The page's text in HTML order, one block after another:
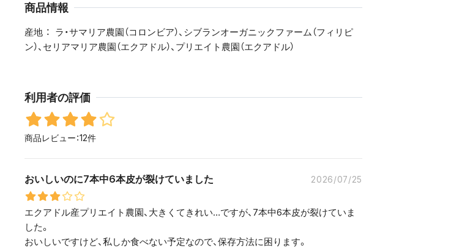
商品情報
産地
ラ・サマリア農園（コロンビア）、シブランオーガニックファーム（フィリピ
ン）、セリアマリア農園（エクアドル）、プリエイト農園（エクアドル）
利用者の評価
商品レビュー：12件
おいしいのに7本中6本皮が裂けていました 2026/07/25
エクアドル産プリエイト農園、大きくてきれい…ですが、7本中6本皮が裂けていま
した。
おいしいですけど、私しか食べない予定なので、保存方法に困ります。